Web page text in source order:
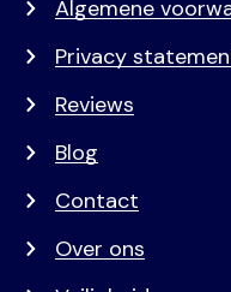
Algemene
Privacy
Reviews
Blog
Contact
Over ons